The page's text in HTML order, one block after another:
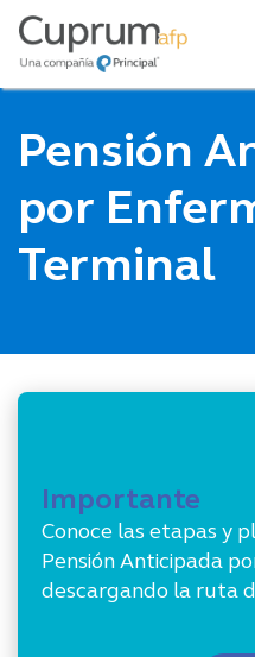
Pasar
contenido
principal
Main
navigation
Pensión
por
Terminal
Importante
Conoce las etapas y
Pensión Anticipada
descargando la ruta